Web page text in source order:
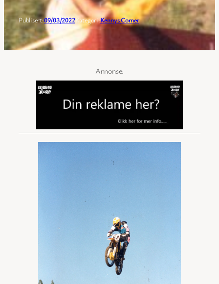
Publisert:09/03/2022Kategori:Kennys Corner